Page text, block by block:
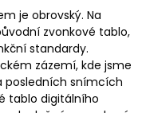
je obrovský. Na
zvonkové tablo,
standardy.
zázemí, kde jsme
posledních snímcích
tablo digitálního